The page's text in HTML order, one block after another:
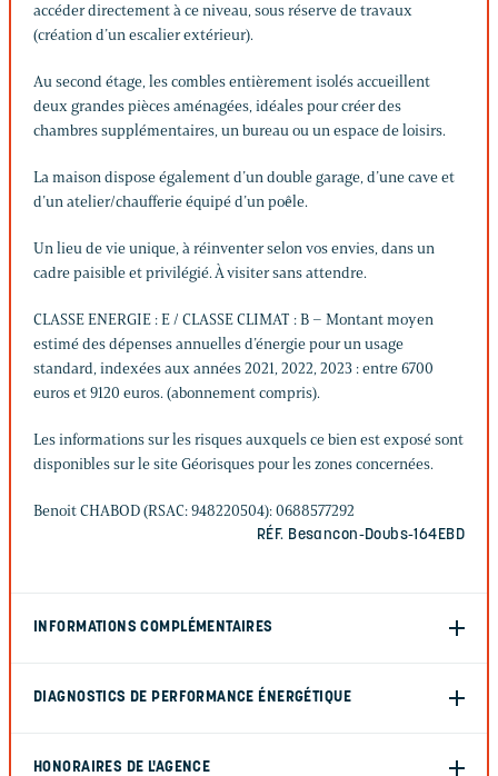
accéder directement à ce niveau, sous réserve de travaux
(création d’un escalier extérieur).
Au second étage, les combles entièrement isolés accueillent
deux grandes pièces aménagées, idéales pour créer des
chambres supplémentaires, un bureau ou un espace de loisirs.
La maison dispose également d’un double garage, d’une cave et
d’un atelier/chaufferie équipé d’un poêle.
Un lieu de vie unique, à réinventer selon vos envies, dans un
cadre paisible et privilégié. À visiter sans attendre.
CLASSE ENERGIE : E / CLASSE CLIMAT : B – Montant moyen
estimé des dépenses annuelles d’énergie pour un usage
standard, indexées aux années 2021, 2022, 2023 : entre 6700
euros et 9120 euros. (abonnement compris).
Les informations sur les risques auxquels ce bien est exposé sont
disponibles sur le site Géorisques pour les zones concernées.
Benoit CHABOD (RSAC: 948220504): 0688577292
RÉF. Besancon-Doubs-164EBD
INFORMATIONS COMPLÉMENTAIRES
DIAGNOSTICS DE PERFORMANCE ÉNERGÉTIQUE
HONORAIRES DE L'AGENCE